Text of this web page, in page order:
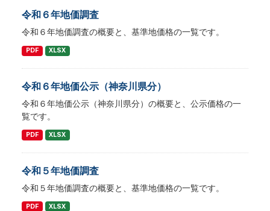
令和６年地価調査
令和６年地価調査の概要と、基準地価格の一覧です。
PDF XLSX
令和６年地価公示（神奈川県分）
令和６年地価公示（神奈川県分）の概要と、公示価格の一
覧です。
PDF XLSX
令和５年地価調査
令和５年地価調査の概要と、基準地価格の一覧です。
PDF XLSX